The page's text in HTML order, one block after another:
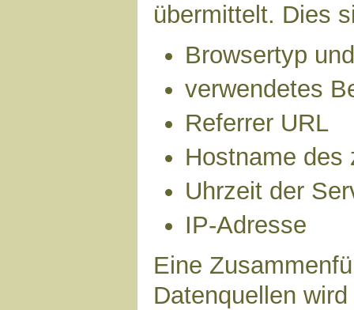
übermittelt. Dies
Browsertyp
verwendetes
Referrer URL
Hostname des
Uhrzeit der
IP-Adresse
Eine
Datenquellen